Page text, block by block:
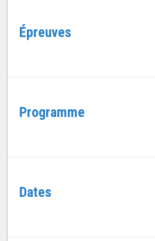
Épreuves
Programme
Dates